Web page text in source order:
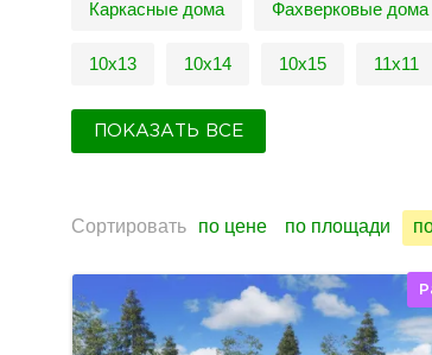
Каркасные дома Фахверковые дома
10х13 10х14 10х15 11х11
ПОКАЗАТЬ ВСЕ
Сортировать по цене по площади